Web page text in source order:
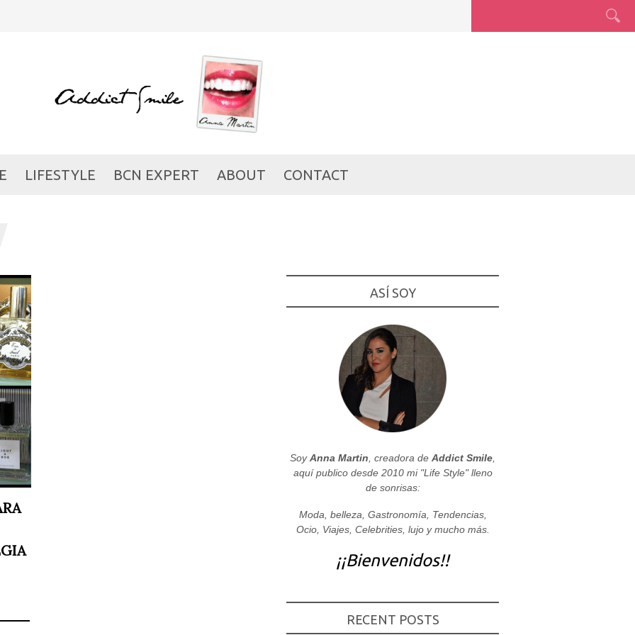
LIFESTYLE BCN EXPERT ABOUT CONTACT
ASÍ SOY
SoyAnna Martin , creadora de Addict Smile
aquí publico desde 2010 mi "Life Style" lleno
de sonrisas:
Moda, belleza, Gastronomía, Tendencias,
Ocio, Viajes, Celebrities, lujo y mucho más.
¡¡Bienvenidos!!
RECENT POSTS